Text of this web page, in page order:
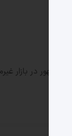
در بازار